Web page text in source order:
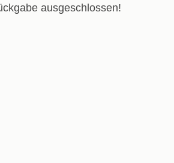
ausgeschlossen!